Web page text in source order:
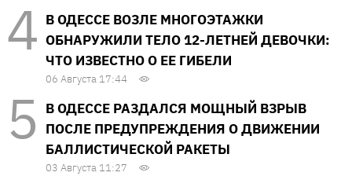
В ОДЕССЕ ВОЗЛЕ МНОГОЭТАЖКИ
ОБНАРУЖИЛИ ТЕЛО 12-ЛЕТНЕЙ ДЕВОЧКИ:
ЧТО ИЗВЕСТНО О ЕЕ ГИБЕЛИ
06 Августа 17:44
В ОДЕССЕ РАЗДАЛСЯ МОЩНЫЙ ВЗРЫВ
ПОСЛЕ ПРЕДУПРЕЖДЕНИЯ О ДВИЖЕНИИ
БАЛЛИСТИЧЕСКОЙ РАКЕТЫ
03 Августа 11:27